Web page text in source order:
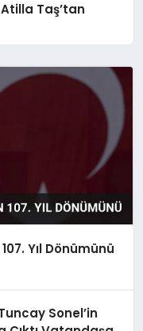
Taş’tan
Yıl Dönümünü
Sonel’in